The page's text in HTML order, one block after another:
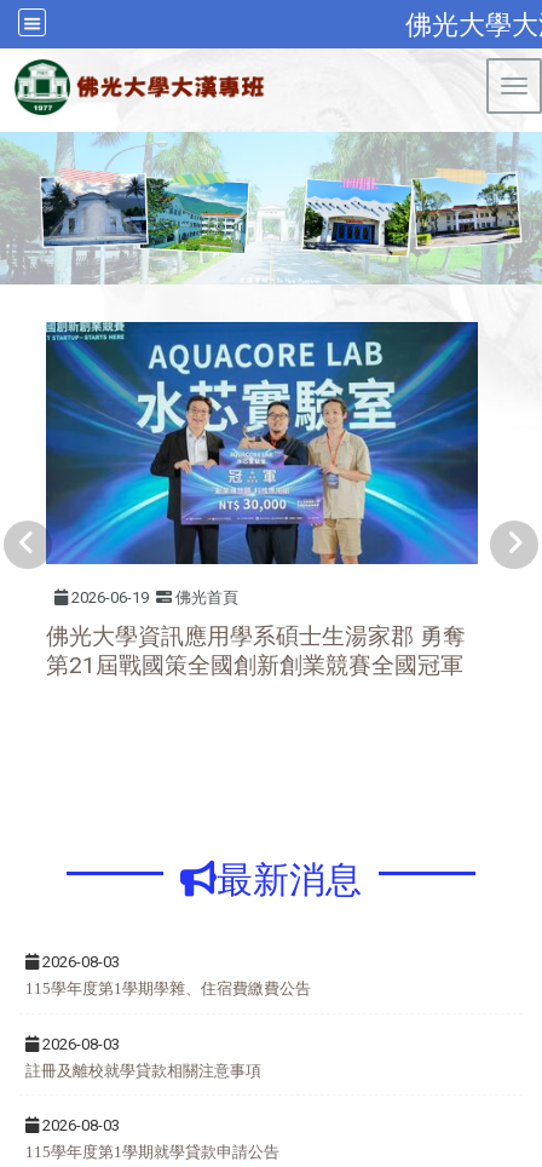
佛光大學
2026-06-19 佛光首頁
佛光大學資訊應用學系碩士生湯家郡 勇奪
第21屆戰國策全國創新創業競賽全國冠軍
最新消息
2026-08-03
115學年度第1學期學雜、住宿費繳費公告
2026-08-03
註冊及離校就學貸款相關注意事項
2026-08-03
115學年度第1學期就學貸款申請公告